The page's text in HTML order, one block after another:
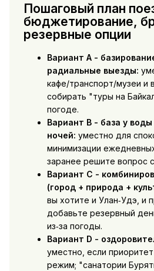
Пошаговый план
бюджетирование,
резервные опции
Вариант A -
радиальные выезды:
кафе/транспорт/музеи и
собирать "туры на
погоде.
Вариант B - база у
ночей: уместно для
минимизации
заранее решите вопрос
Вариант C -
(город + природа +
вы хотите и Улан‑Удэ, и
добавьте резервный
из‑за погоды.
Вариант D -
уместно, если
режим; "санатории